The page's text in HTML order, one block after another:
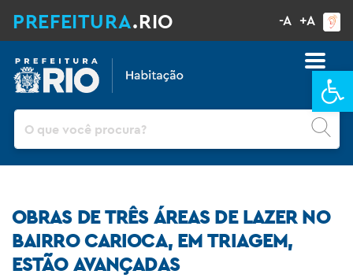
PREFEITURA.RIO -A +A
OBRAS DE TRÊS ÁREAS DE LAZER NO
BAIRRO CARIOCA, EM TRIAGEM,
ESTÃO AVANÇADAS